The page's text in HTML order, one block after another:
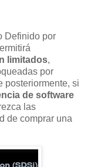
Definido por
limitados,
por
posteriormente, si
de software
las
de comprar una